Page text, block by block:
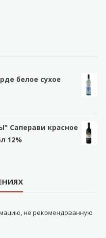
белое сухое
Саперави красное
12%
не рекомендованную